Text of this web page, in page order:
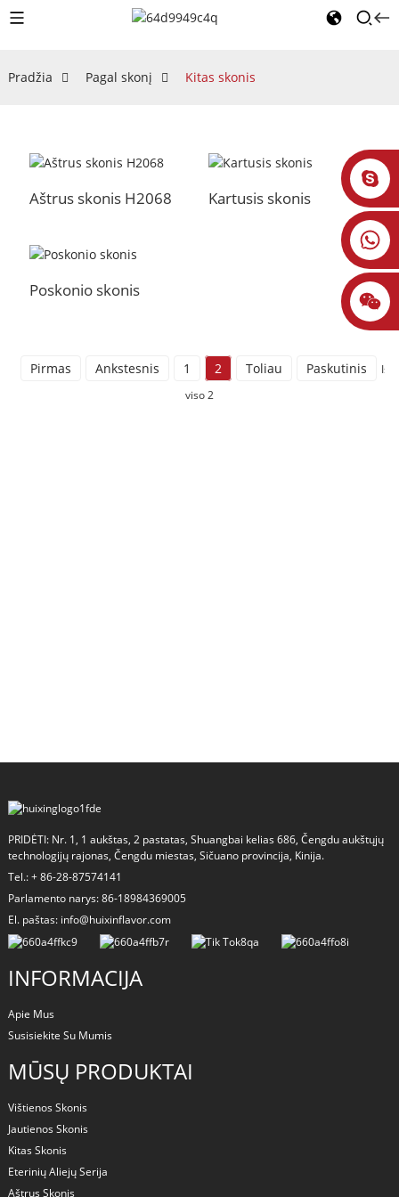
Pradžia Pagal skonį Kitas skonis
Aštrus skonis H2068 Kartusis skonis
Poskonio skonis
Pirmas Ankstesnis 1 2 Toliau Paskutinis
Iš
viso 2
PRIDĖTI: Nr. 1, 1 aukštas, 2 pastatas, Shuangbai kelias 686, Čengdu aukštųjų
technologijų rajonas, Čengdu miestas, Sičuano provincija, Kinija.
Tel.: + 86-28-87574141
Parlamento narys: 86-18984369005
El. paštas: info@huixinflavor.com
INFORMACIJA
Apie Mus
Susisiekite Su Mumis
MŪSŲ PRODUKTAI
Vištienos Skonis
Jautienos Skonis
Kitas Skonis
Eterinių Aliejų Serija
Aštrus Skonis